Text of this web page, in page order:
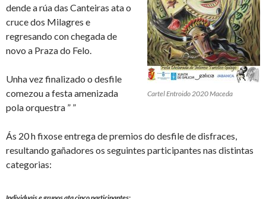
Cartel Entroido 2020 Maceda
dende a rúa das Canteiras ata o
cruce dos Milagres e
regresando con chegada de
novo a Praza do Felo.
Unha vez finalizado o desfile
comezou a festa amenizada
pola orquestra ” ”
Ás 20 h fixose entrega de premios do desfile de disfraces,
resultando gañadores os seguintes participantes nas distintas
categorias: